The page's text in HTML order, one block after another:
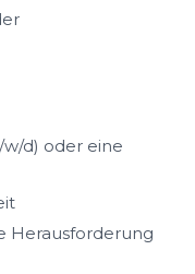
d) oder eine
Herausforderung